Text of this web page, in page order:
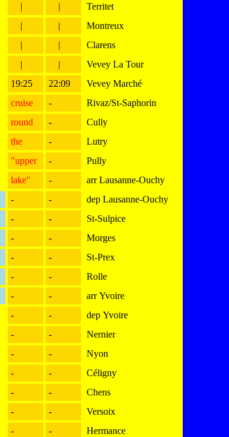
| |
Territet
| |
Montreux
| |
Clarens
| |
Vevey La Tour
19:25 22:09
Vevey Marché
cruise -
Rivaz/St-Saphorin
round -
Cully
the -
Lutry
"upper -
Pully
lake" -
arr Lausanne-Ouchy
- -
dep Lausanne-Ouchy
- -
St-Sulpice
- -
Morges
- -
St-Prex
- -
Rolle
- -
arr Yvoire
- -
dep Yvoire
- -
Nernier
- -
Nyon
- -
Céligny
- -
Chens
- -
Versoix
- -
Hermance